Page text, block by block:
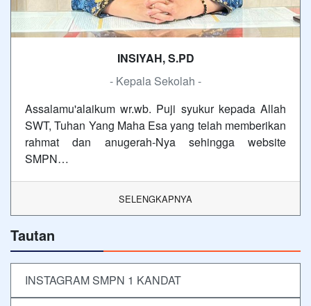
INSIYAH, S.PD
- Kepala Sekolah -
Assalamu'alaikum wr.wb. Puji syukur kepada Allah
SWT, Tuhan Yang Maha Esa yang telah memberikan
rahmat dan anugerah-Nya sehingga website
SMPN…
SELENGKAPNYA
Tautan
INSTAGRAM SMPN 1 KANDAT